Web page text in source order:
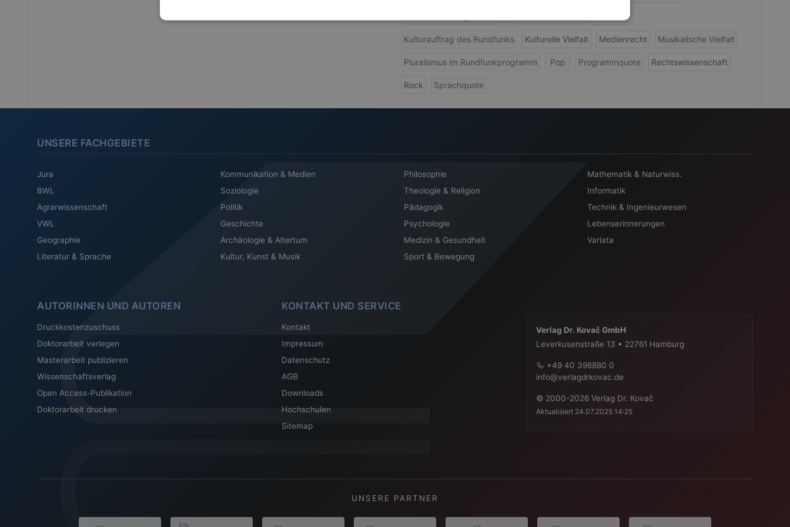
Kulturauftrag des Rundfunks Kulturelle Vielfalt Medienrecht Musikalische Vielfalt
Pluralismus im Rundfunkprogramm Pop Programmquote Rechtswissenschaft
Rock Sprachquote
UNSERE FACHGEBIETE
Jura
BWL
Agrarwissenschaft
VWL
Geographie
Literatur & Sprache
Kommunikation & Medien
Soziologie
Politik
Geschichte
Archäologie & Altertum
Kultur, Kunst & Musik
Philosophie
Theologie & Religion
Pädagogik
Psychologie
Medizin & Gesundheit
Sport & Bewegung
Mathematik & Naturwiss.
Informatik
Technik & Ingenieurwesen
Lebenserinnerungen
Variata
AUTORINNEN UND AUTOREN
Druckkostenzuschuss
Doktorarbeit verlegen
Masterarbeit publizieren
Wissenschaftsverlag
Open Access-Publikation
Doktorarbeit drucken
KONTAKT UND SERVICE
Kontakt
Impressum
Datenschutz
AGB
Downloads
Hochschulen
Sitemap
Verlag Dr. Kovač GmbH
Leverkusenstraße 13 • 22761 Hamburg
+49 40 398880 0
info@verlagdrkovac.de
© 2000-2026 Verlag Dr. Kovač
Aktualisiert 24.07.2025 14:25
UNSERE PARTNER